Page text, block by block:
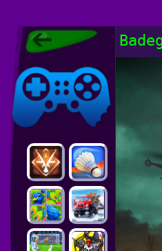
Juegos Friv
2022, Juegos
2022
Juegos Friv